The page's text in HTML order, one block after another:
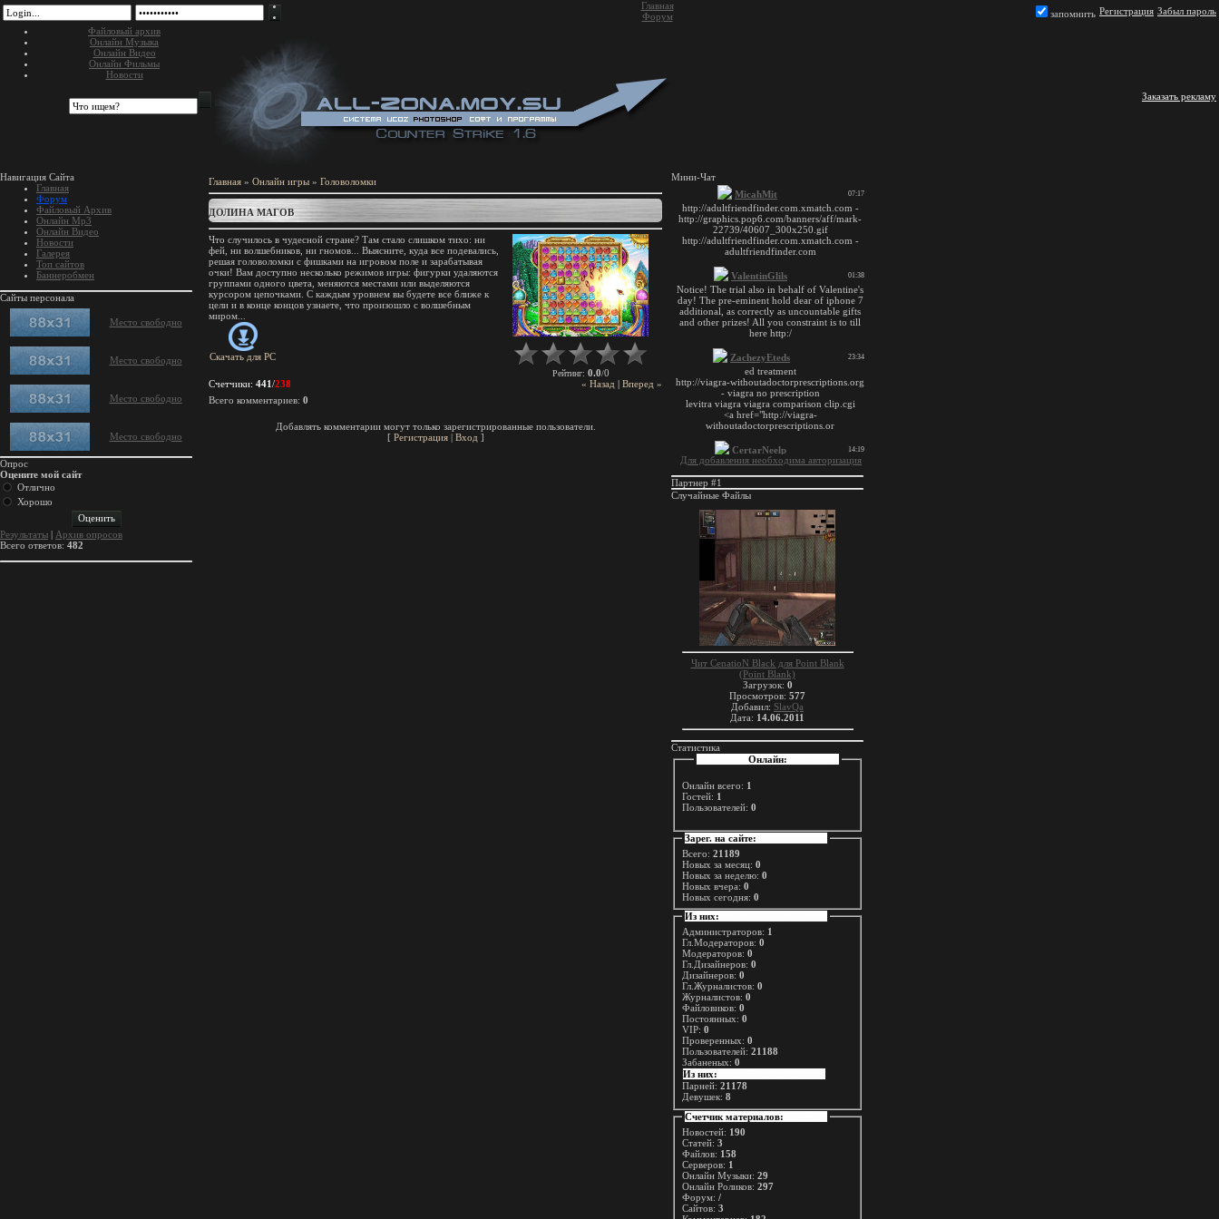
запомнить Регистрация Забыл пароль
Заказать рекламу
Главная
Форум
Файловый архив
Онлайн Музыка
Онлайн Видео
Онлайн Фильмы
Новости
Навигация Сайта
Главная
Форум
Файловый Архив
Онлайн Mp3
Онлайн Видео
Новости
Галерея
Топ сайтов
Баннеробмен
Сайты персонала
Место свободно
Место свободно
Место свободно
Место свободно
Опрос
Оцените мой сайт
Отлично
Хорошо
Результаты | Архив опросов
Всего ответов: 482
Главная » Онлайн игры » Головоломки
ДОЛИНА МАГОВ
Что случилось в чудесной стране? Там стало слишком тихо: ни
фей, ни волшебников, ни гномов... Выясните, куда все подевались,
решая головоломки с фишками на игровом поле и зарабатывая
очки! Вам доступно несколько режимов игры: фигурки удаляются
группами одного цвета, меняются местами или выделяются
курсором цепочками. С каждым уровнем вы будете все ближе к
цели и в конце концов узнаете, что произошло с волшебным
миром...
Скачать для PC
Рейтинг: 0.0/0
« Назад | Вперед »
Счетчики: 441/238
Всего комментариев: 0
Добавлять комментарии могут только зарегистрированные пользователи.
[ Регистрация| Вход ]
Мини-Чат
Для добавления необходима авторизация
Партнер #1
Случайные Файлы
Чит CenatioN Black для Point Blank
(Point Blank)
Загрузок: 0
Просмотров: 577
Добавил: SlavQa
Дата: 14.06.2011
Статистика
Онлайн:
Онлайн всего: 1
Гостей: 1
Пользователей:0
Зарег. на сайте:
Всего:21189
Новых за месяц:0
Новых за неделю:0
Новых вчера:0
Новых сегодня:0
Из них:
Администраторов: 1
Гл.Модераторов:0
Модераторов:0
Гл.Дизайнеров:0
Дизайнеров:0
Гл.Журналистов:0
Журналистов:0
Файловиков:0
Постоянных:0
VIP:0
Проверенных:0
Пользователей:21188
Забаненых:0
Из них:
Парней:21178
Девушек:8
Счетчик материалов:
Новостей: 190
Статей:3
Файлов: 158
Серверов: 1
Онлайн Музыки:29
Онлайн Роликов:297
Форум:/
Сайтов:3